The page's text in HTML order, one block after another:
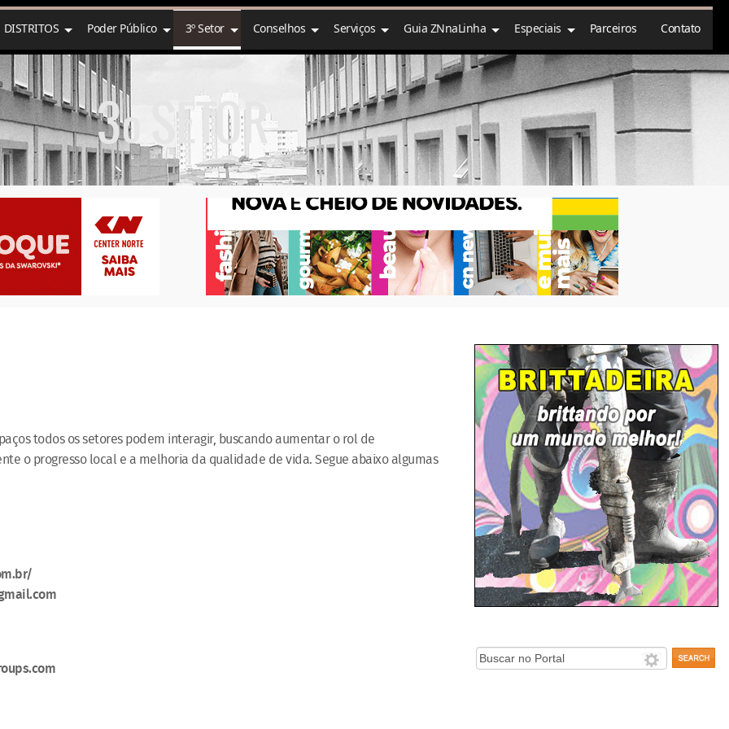
DISTRITOS Poder Público 3º Setor Conselhos Serviços Guia ZNnaLinha Especiais Parceiros Contato
3º SETOR
todos os setores podem interagir, buscando aumentar o rol de
o progresso local e a melhoria da qualidade de vida. Segue abaixo algumas